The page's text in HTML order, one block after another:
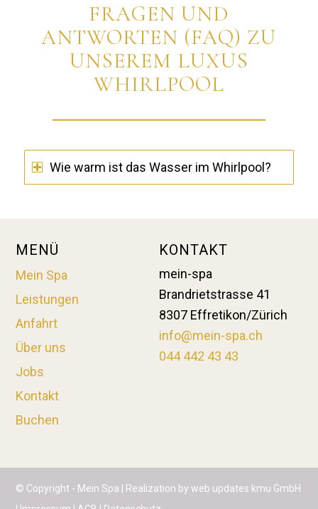
FRAGEN UND
ANTWORTEN (FAQ) ZU
UNSEREM LUXUS
WHIRLPOOL
Wie warm ist das Wasser im Whirlpool?
MENÜ
Mein Spa
Leistungen
Anfahrt
Über uns
Jobs
Kontakt
Buchen
KONTAKT
mein-spa
Brandrietstrasse 41
8307 Effretikon/Zürich
info@mein-spa.ch
044 442 43 43
© Copyright - Mein Spa | Realization byweb updates kmu GmbH